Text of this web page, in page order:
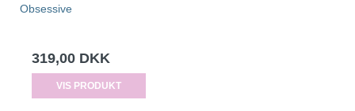
Obsessive
319,00 DKK
VIS PRODUKT